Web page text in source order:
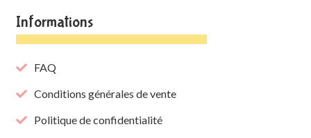
Informations
FAQ
Conditions générales de vente
Politique de confidentialité